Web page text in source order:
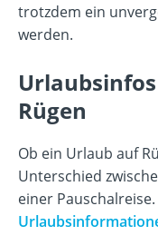
trotzdem ein
werden.
Rügen
Ob ein Urlaub auf
Unterschied
einer